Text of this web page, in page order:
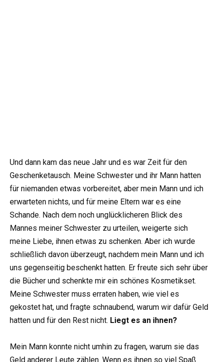
Und dann kam das neue Jahr und es war Zeit für den
Geschenketausch. Meine Schwester und ihr Mann hatten
für niemanden etwas vorbereitet, aber mein Mann und ich
erwarteten nichts, und für meine Eltern war es eine
Schande. Nach dem noch unglücklicheren Blick des
Mannes meiner Schwester zu urteilen, weigerte sich
meine Liebe, ihnen etwas zu schenken. Aber ich wurde
schließlich davon überzeugt, nachdem mein Mann und ich
uns gegenseitig beschenkt hatten. Er freute sich sehr über
die Bücher und schenkte mir ein schönes Kosmetikset.
Meine Schwester muss erraten haben, wie viel es
gekostet hat, und fragte schnaubend, warum wir dafür Geld
hatten und für den Rest nicht. Liegt es an ihnen?
Mein Mann konnte nicht umhin zu fragen, warum sie das
Geld anderer Leute zählen. Wenn es ihnen so viel Spaß